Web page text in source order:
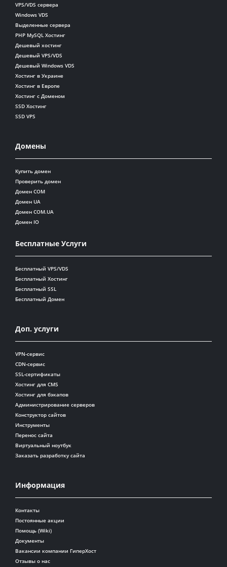
VPS/VDS сервера
Windows VDS
Выделенные сервера
PHP MySQL Хостинг
Дешевый хостинг
Дешевый VPS/VDS
Дешевый Windows VDS
Хостинг в Украине
Хостинг в Европе
Хостинг с Доменом
SSD Хостинг
SSD VPS
Домены
Купить домен
Проверить домен
Домен COM
Домен UA
Домен COM.UA
Домен IO
Бесплатные Услуги
Бесплатный VPS/VDS
Бесплатный Хостинг
Бесплатный SSL
Бесплатный Домен
Доп. услуги
VPN-сервис
CDN-сервис
SSL-сертификаты
Хостинг для CMS
Хостинг для бэкапов
Администрирование серверов
Конструктор сайтов
Инструменты
Перенос сайта
Виртуальный ноутбук
Заказать разработку сайта
Информация
Контакты
Постоянные акции
Помощь (Wiki)
Документы
Вакансии компании ГиперХост
Отзывы о нас